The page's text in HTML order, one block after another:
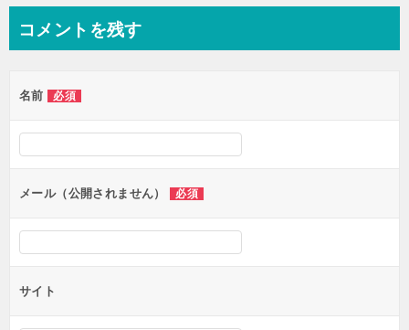
コメントを残す
名前 必須
メール（公開されません） 必須
サイト